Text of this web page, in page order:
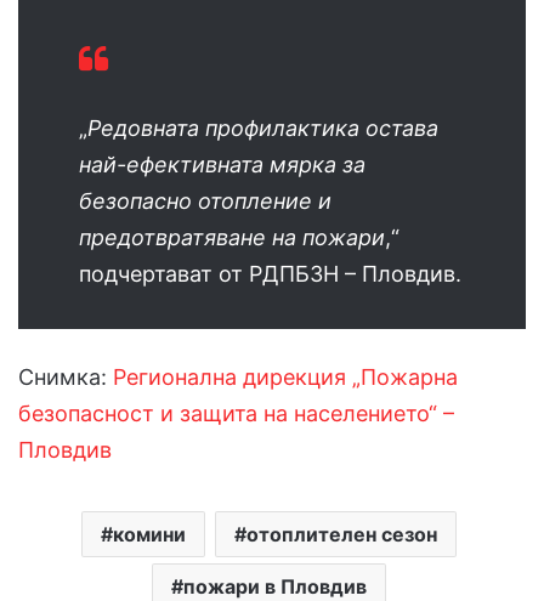
„Редовната профилактика остава
най-ефективната мярка за
безопасно отопление и
предотвратяване на пожари,“
подчертават от РДПБЗН – Пловдив.
Снимка: Регионална дирекция „Пожарна
безопасност и защита на населението“ –
Пловдив
комини отоплителен сезон
пожари в Пловдив